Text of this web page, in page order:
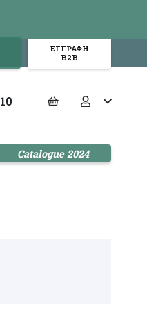
ΕΓΓΡΑΦΗ
Β2Β
Catalogue 2024